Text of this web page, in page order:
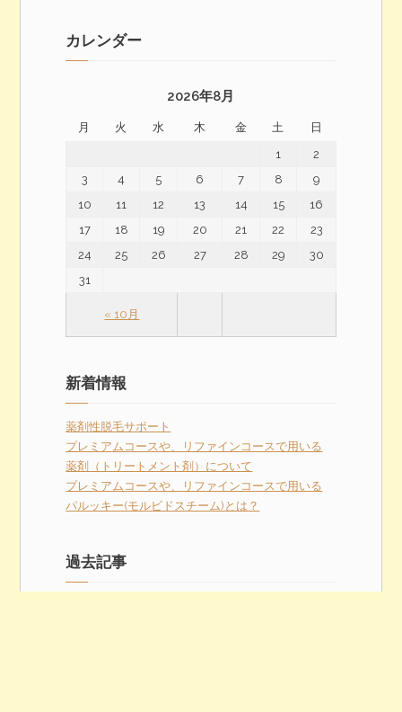
カレンダー
2026年8月
月 火 水 木 金 土 日
« 10月
1
2
3
4 5 6 7 8
9
10
11 12 13 14 15
16
17
18 19 20 21 22
23
24
25 26 27 28 29
30
31
新着情報
薬剤性脱毛サポート
プレミアムコースや、リファインコースで用いる
薬剤（トリートメント剤）について
プレミアムコースや、リファインコースで用いる
パルッキー(モルビドスチーム)とは？
過去記事